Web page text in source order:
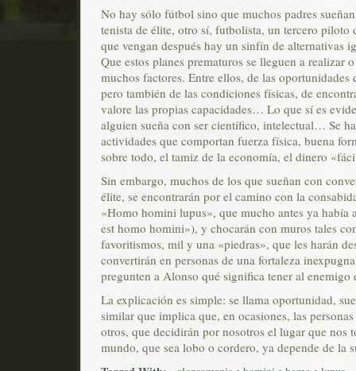
No hay sólo fútbol sino que muchos padres
tenista de élite, otro sí, futbolista, un tercero piloto
que vengan después hay un sinfín de alternativas
Que estos planes prematuros se lleguen a realizar
muchos factores. Entre ellos, de las oportunidades
pero también de las condiciones físicas, de
valore las propias capacidades… Lo que sí es
alguien sueña con ser científico, intelectual… Se
actividades que comportan fuerza física, buena
sobre todo, el tamiz de la economía, el dinero
Sin embargo, muchos de los que sueñan con
élite, se encontrarán por el camino con la
«Homo homini lupus», que mucho antes ya había
est homo homini»), y chocarán con muros tales
favoritismos, mil y una «piedras», que les harán
convertirán en personas de una fortaleza
pregunten a Alonso qué significa tener al enemigo
La explicación es simple: se llama oportunidad,
similar que implica que, en ocasiones, las
otros, que decidirán por nosotros el lugar que nos
mundo, que sea lobo o cordero, ya depende de la